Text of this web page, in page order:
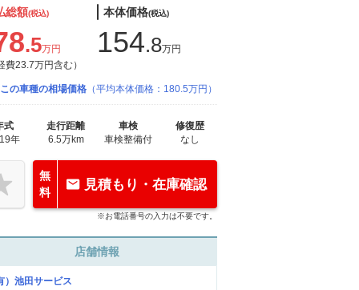
総額(税込)
.5万円
費23.7万円含む）
本体価格(税込)
154.8万円
この車種の相場価格 （平均本体価格：180.5万円）
式
年
走行距離
6.5万km
車検
車検整備付
修復歴
なし
無
料
見積もり・在庫確認
※お電話番号の入力は不要です。
店舗情報
）池田サービス